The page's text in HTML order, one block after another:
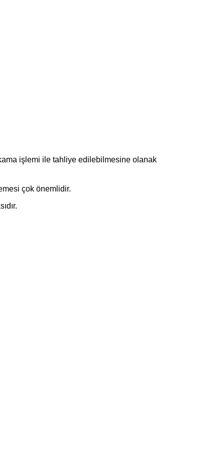
işlemi ile tahliye edilebilmesine olanak
çok önemlidir.